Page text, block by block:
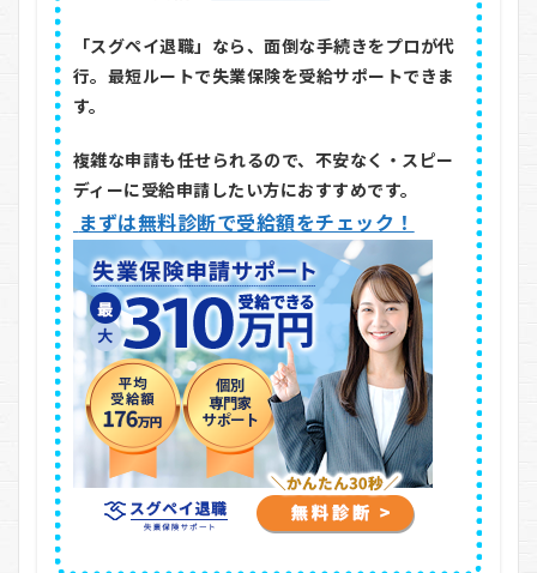
「スグペイ退職」なら、面倒な手続きをプロが代
行。最短ルートで失業保険を受給サポートできま
す。
複雑な申請も任せられるので、不安なく・スピー
ディーに受給申請したい方におすすめです。
まずは無料診断で受給額をチェック！